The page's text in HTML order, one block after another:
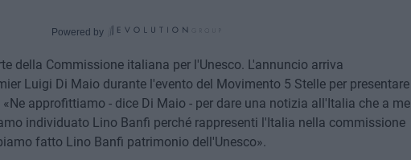
Powered by
della Commissione italiana per l'Unesco. L'annuncio arriva
Luigi Di Maio durante l'evento del Movimento 5 Stelle per presentare
approfittiamo - dice Di Maio - per dare una notizia all'Italia che a me
individuato Lino Banfi perché rappresenti l'Italia nella commissione
fatto Lino Banfi patrimonio dell'Unesco».